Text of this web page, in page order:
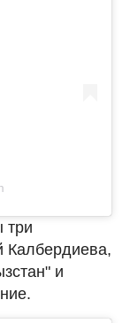
три
Калбердиева,
и